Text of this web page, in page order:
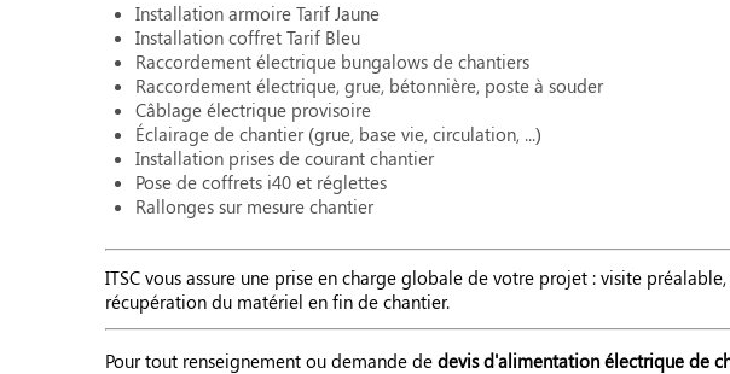
Installation armoire Tarif Jaune
Installation coffret Tarif Bleu
Raccordement électrique bungalows de chantiers
Raccordement électrique, grue, bétonnière, poste à souder
Câblage électrique provisoire
Éclairage de chantier (grue, base vie, circulation, ...)
Installation prises de courant chantier
Pose de coffrets i40 et réglettes
Rallonges sur mesure chantier
ITSC vous assure une prise en charge globale de votre projet : visite
récupération du matériel en fin de chantier.
Pour tout renseignement ou demande de devis d'alimentation électrique de